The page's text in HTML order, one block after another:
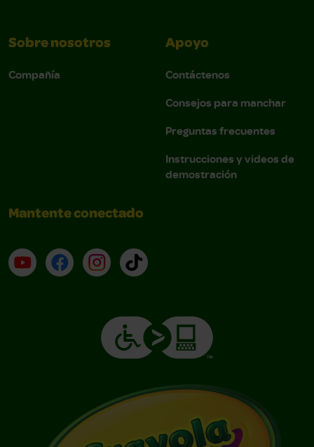
Sobre nosotros
Compañía
Apoyo
Contáctenos
Consejos para manchar
Preguntas frecuentes
Instrucciones y videos de
demostración
Mantente conectado
YouTube (en inglés)
Facebook (en inglés)
Instagram (en inglés)
TikTok